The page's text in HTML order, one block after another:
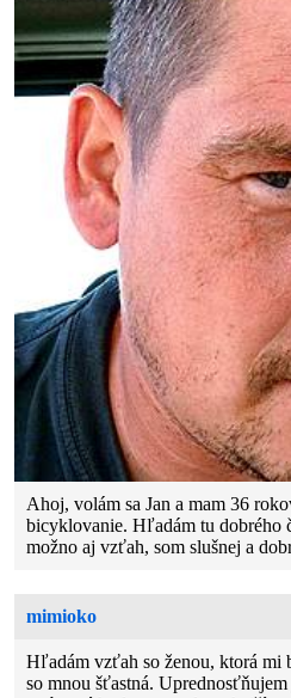
Ahoj, volám sa Jan a mam 36
bicyklovanie. Hľadám tu dobrého
možno aj vzťah, som slušnej a
mimioko
Hľadám vzťah so ženou, ktorá mi
so mnou šťastná.